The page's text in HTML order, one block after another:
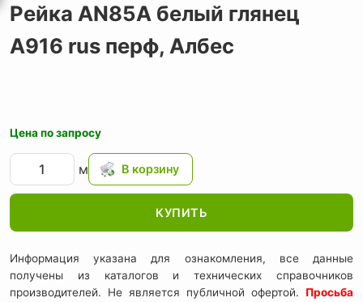
Рейка AN85A белый глянец
А916 rus перф, Албес
Цена по запросу
м
КУПИТЬ
Информация указана для ознакомления, все данные
получены из каталогов и технических справочников
производителей. Не является публичной офертой. Просьба